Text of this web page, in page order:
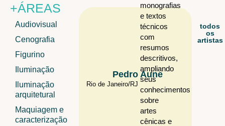
monografias
e textos
técnicos
com
resumos
descritivos,
ampliando
seus
conhecimentos
sobre
artes
cênicas e
+ÁREAS
Audiovisual
Cenografia
Figurino
Iluminação
Iluminação
arquitetural
Maquiagem e
caracterização
Pedro Aune
Rio de Janeiro/RJ
todos
os
artistas